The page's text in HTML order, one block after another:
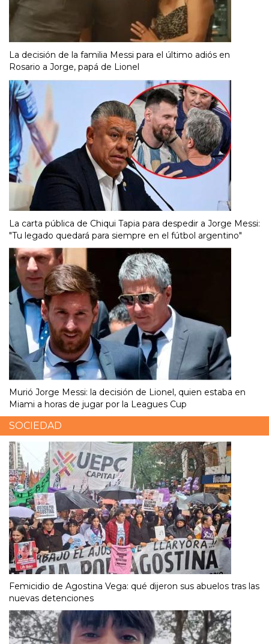
La decisión de la familia Messi para el último adiós en
Rosario a Jorge, papá de Lionel
La carta pública de Chiqui Tapia para despedir a Jorge Messi:
"Tu legado quedará para siempre en el fútbol argentino"
Murió Jorge Messi: la decisión de Lionel, quien estaba en
Miami a horas de jugar por la Leagues Cup
SOCIEDAD
Femicidio de Agostina Vega: qué dijeron sus abuelos tras las
nuevas detenciones